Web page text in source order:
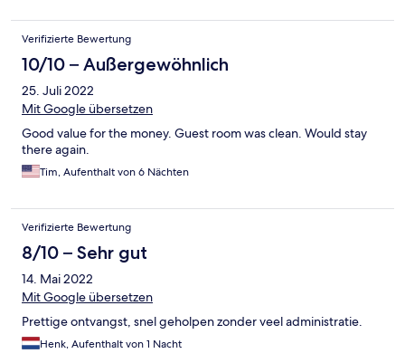
Verifizierte Bewertung
10/10 – Außergewöhnlich
25. Juli 2022
Mit Google übersetzen
Good value for the money. Guest room was clean. Would stay
there again.
Tim, Aufenthalt von 6 Nächten
Verifizierte Bewertung
8/10 – Sehr gut
14. Mai 2022
Mit Google übersetzen
Prettige ontvangst, snel geholpen zonder veel administratie.
Henk, Aufenthalt von 1 Nacht